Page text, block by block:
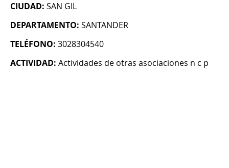
CIUDAD: SAN GIL
DEPARTAMENTO: SANTANDER
TELÉFONO: 3028304540
ACTIVIDAD: Actividades de otras asociaciones n c p